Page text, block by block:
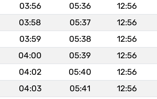
03:56 05:36 12:56
03:58 05:37 12:56
03:59 05:38 12:56
04:00 05:39 12:56
04:02 05:40 12:56
04:03 05:41 12:56